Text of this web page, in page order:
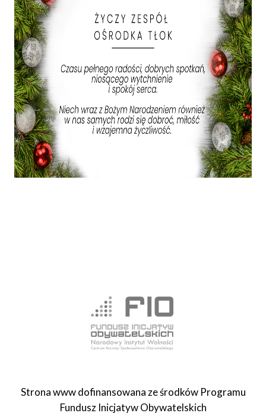
Strona www dofinansowana ze środków Programu
Fundusz Inicjatyw Obywatelskich